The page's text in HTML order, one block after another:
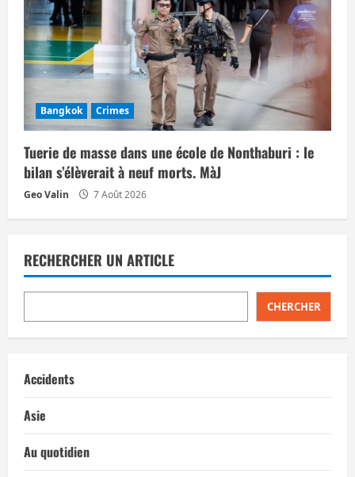
Bangkok Crimes
Tuerie de masse dans une école de Nonthaburi : le
bilan s’élèverait à neuf morts. MàJ
Geo Valin 7 Août 2026
RECHERCHER UN ARTICLE
CHERCHER
Accidents
Asie
Au quotidien